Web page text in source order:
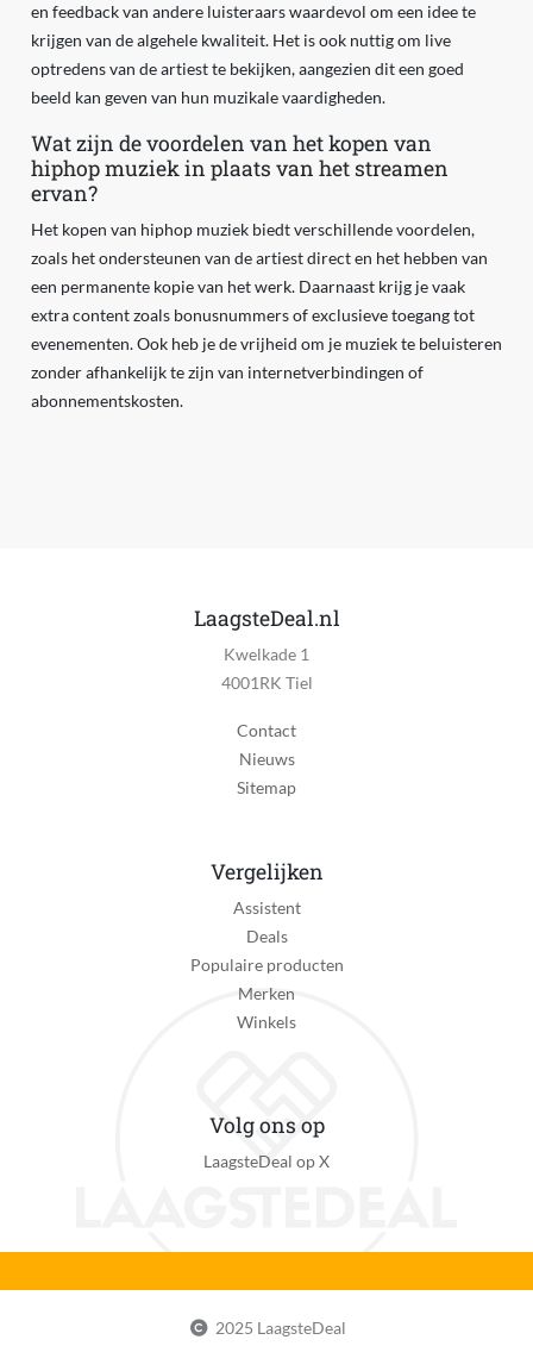
en feedback van andere luisteraars waardevol om een idee te
krijgen van de algehele kwaliteit. Het is ook nuttig om live
optredens van de artiest te bekijken, aangezien dit een goed
beeld kan geven van hun muzikale vaardigheden.
Wat zijn de voordelen van het kopen van
hiphop muziek in plaats van het streamen
ervan?
Het kopen van hiphop muziek biedt verschillende voordelen,
zoals het ondersteunen van de artiest direct en het hebben van
een permanente kopie van het werk. Daarnaast krijg je vaak
extra content zoals bonusnummers of exclusieve toegang tot
evenementen. Ook heb je de vrijheid om je muziek te beluisteren
zonder afhankelijk te zijn van internetverbindingen of
abonnementskosten.
LaagsteDeal.nl
Kwelkade 1
4001RK Tiel
Contact
Nieuws
Sitemap
Vergelijken
Assistent
Deals
Populaire producten
Merken
Winkels
Volg ons op
LaagsteDeal op X
2025 LaagsteDeal